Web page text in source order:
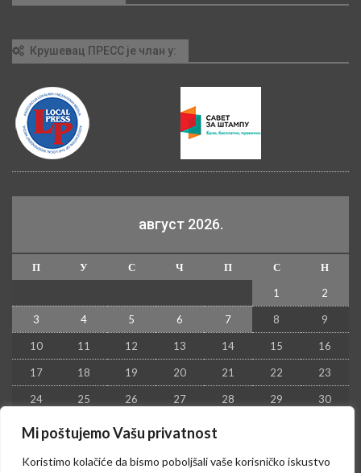
Mi poštujemo Vašu privatnost
Koristimo kolačiće da bismo poboljšali vaše korisničko iskustvo
Крушевац ПРЕСС је члан у:
август 2026.
П У С Ч П С
Н
1
2
3 4 5 6 7 8 9
10 11 12 13 14 15 16
17 18 19 20 21 22 23
24 25 26 27 28 29 30
31